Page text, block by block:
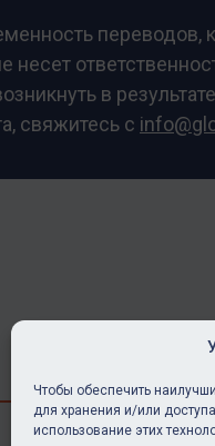
Чтобы обеспечить
для хранения и/или
использование этих
переводов,
несет
в
свяжитесь с
Подписка